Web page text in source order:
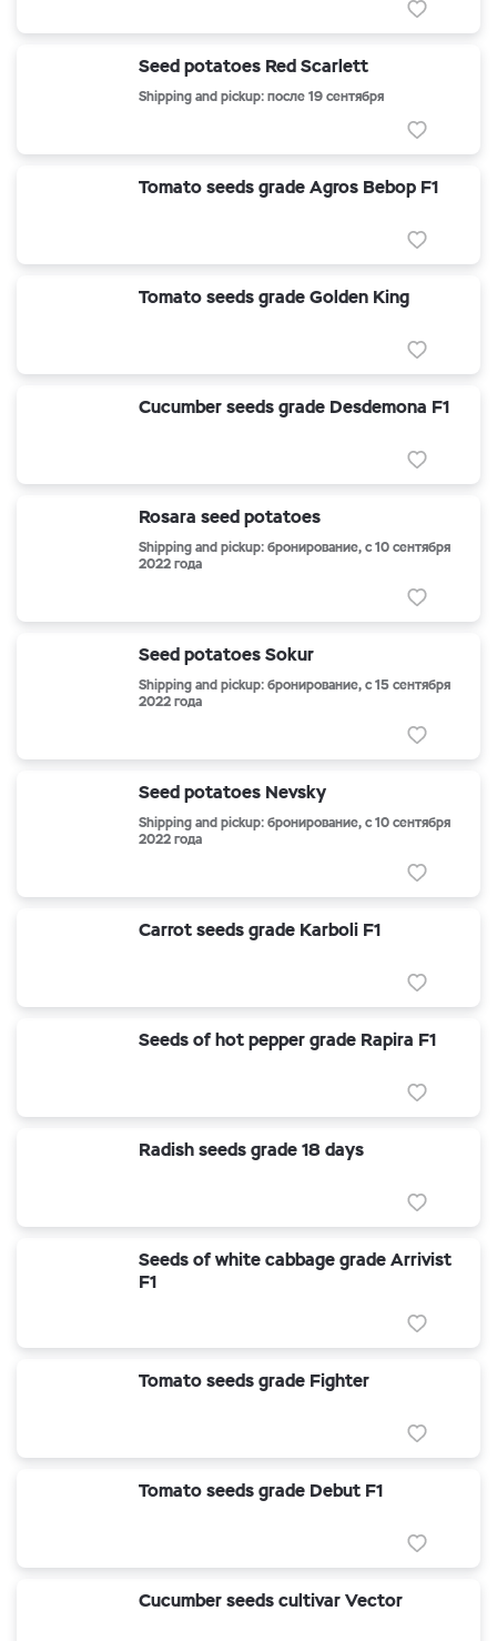
Seed potatoes Red Scarlett
Shipping and pickup: после 19 сентября
Tomato seeds grade Agros Bebop F1
Tomato seeds grade Golden King
Cucumber seeds grade Desdemona F1
Rosara seed potatoes
Shipping and pickup: бронирование, с 10 сентября
2022 года
Seed potatoes Sokur
Shipping and pickup: бронирование, с 15 сентября
2022 года
Seed potatoes Nevsky
Shipping and pickup: бронирование, с 10 сентября
2022 года
Carrot seeds grade Karboli F1
Seeds of hot pepper grade Rapira F1
Radish seeds grade 18 days
Seeds of white cabbage grade Arrivist
F1
Tomato seeds grade Fighter
Tomato seeds grade Debut F1
Cucumber seeds cultivar Vector